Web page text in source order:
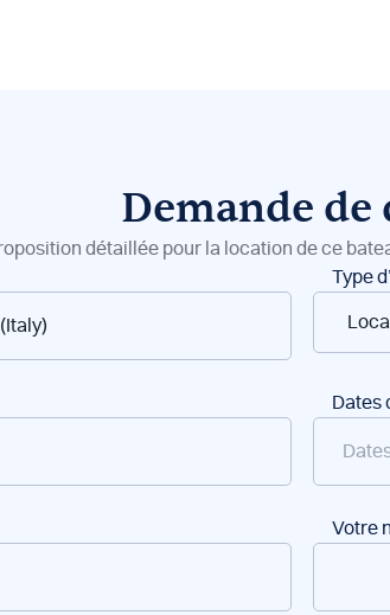
Demande de
détaillée pour la location de ce
Type
Dates
Votre